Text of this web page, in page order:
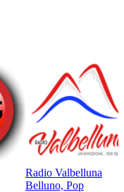
Radio Valbelluna
Belluno, Pop